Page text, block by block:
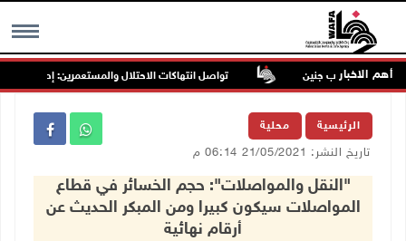
MENU أهم الاخبار
جنوب غرب جنين تواصل انتهاكات الاحتلال والمستعمرين: إصابات
الرئيسية محلية
تاريخ النشر: 21/05/2021 06:14 م
"النقل والمواصلات": حجم الخسائر في قطاع
المواصلات سيكون كبيرا ومن المبكر الحديث عن
أرقام نهائية